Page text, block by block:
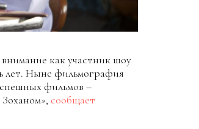
как участник шоу
лет. Ныне фильмография
фильмов –
сообщает